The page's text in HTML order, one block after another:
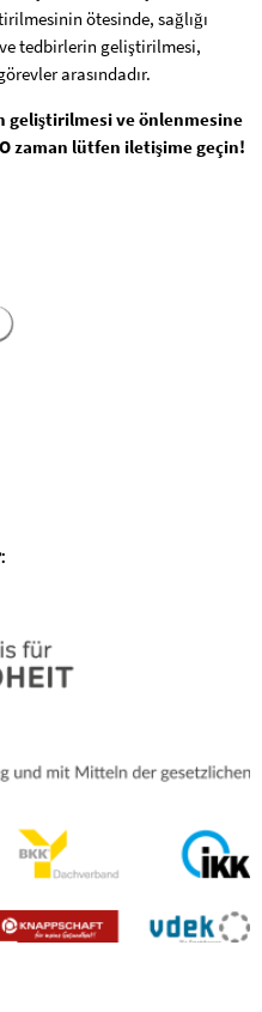
ötesinde, sağlığı
tedbirlerin geliştirilmesi,
arasındadır.
geliştirilmesi ve önlenmesine
zaman lütfen iletişime geçin!